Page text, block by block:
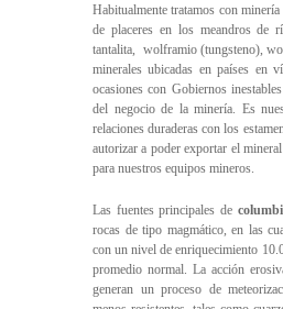
Habitualmente tratamos con
de placeres en los meandros de
tantalita, wolframio (tungsteno),
minerales ubicadas en países en
ocasiones con Gobiernos
del negocio de la minería. Es
relaciones duraderas con los
autorizar a poder exportar el
para nuestros equipos mineros.
Las fuentes principales de
rocas de tipo magmático, en las
con un nivel de enriquecimiento
promedio normal. La acción
generan un proceso de